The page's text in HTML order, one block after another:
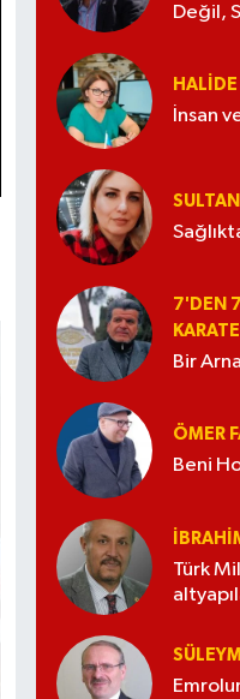
Değil,
İnsan
7'DEN
Bir
ÖMER
Beni
Türk